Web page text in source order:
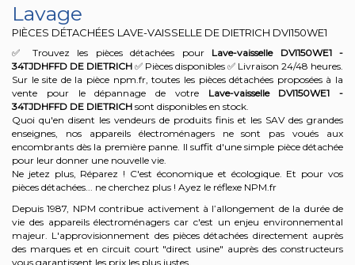
Lavage
PIÈCES DÉTACHÉES LAVE-VAISSELLE DE DIETRICH DVI150WE1
✅ Trouvez les pièces détachées pour Lave-vaisselle DVI150WE1 -
34TJDHFFD DE DIETRICH ✅ Pièces disponibles ✅ Livraison 24/48 heures.
Sur le site de la pièce npm.fr, toutes les pièces détachées proposées à la
vente pour le dépannage de votre Lave-vaisselle DVI150WE1 -
34TJDHFFD DE DIETRICH sont disponibles en stock.
Quoi qu'en disent les vendeurs de produits finis et les SAV des grandes
enseignes, nos appareils électroménagers ne sont pas voués aux
encombrants dès la première panne. Il suffit d'une simple pièce détachée
pour leur donner une nouvelle vie.
Ne jetez plus, Réparez ! C'est économique et écologique. Et pour vos
pièces détachées... ne cherchez plus ! Ayez le réflexe NPM.fr
Depuis 1987, NPM contribue activement à l’allongement de la durée de
vie des appareils électroménagers car c'est un enjeu environnemental
majeur. L'approvisionnement des pièces détachées directement auprès
des marques et en circuit court "direct usine" auprès des constructeurs
vous garantissent les prix les plus justes.